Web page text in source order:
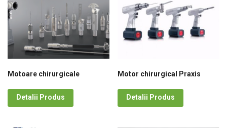
Motoare chirurgicale
Detalii Produs
Motor chirurgical Praxis
Detalii Produs